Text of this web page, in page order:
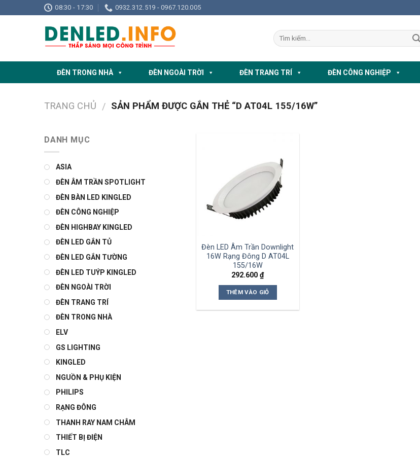
to
08:30 - 17:30 0932.312.519 - 0967.120.005
ĐÈN TRONG NHÀ ĐÈN NGOÀI TRỜI ĐÈN TRANG TRÍ ĐÈN CÔNG NGHIỆP
TRANG CHỦ / SẢN PHẨM ĐƯỢC GẮN THẺ “D AT04L 155/16W”
DANH MỤC
ASIA
ĐÈN ÂM TRẦN SPOTLIGHT
ĐÈN BÀN LED KINGLED
ĐÈN CÔNG NGHIỆP
ĐÈN HIGHBAY KINGLED
ĐÈN LED GẮN TỦ
ĐÈN LED GẮN TƯỜNG
ĐÈN LED TUÝP KINGLED
ĐÈN NGOÀI TRỜI
ĐÈN TRANG TRÍ
ĐÈN TRONG NHÀ
ELV
GS LIGHTING
KINGLED
NGUỒN & PHỤ KIỆN
PHILIPS
RẠNG ĐÔNG
THANH RAY NAM CHÂM
THIẾT BỊ ĐIỆN
TLC
Đèn LED Âm Trần Downlight
16W Rạng Đông D AT04L
155/16W
292.600₫
THÊM VÀO GIỎ